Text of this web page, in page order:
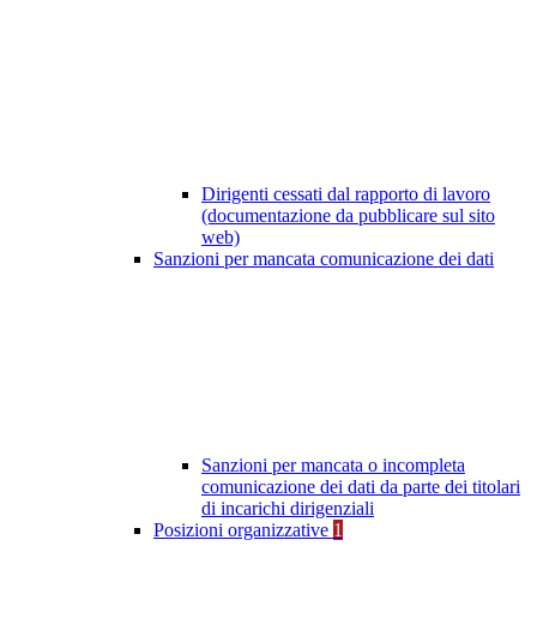
Dirigenti cessati dal rapporto di lavoro
(documentazione da pubblicare sul sito
web)
Sanzioni per mancata comunicazione dei dati
Sanzioni per mancata o incompleta
comunicazione dei dati da parte dei titolari
di incarichi dirigenziali
Posizioni organizzative 1